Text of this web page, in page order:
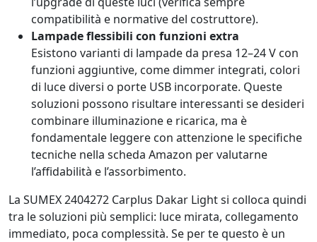
compatibilità e normative del costruttore).
Lampade flessibili con funzioni extra
Esistono varianti di lampade da presa 12–24 V con
funzioni aggiuntive, come dimmer integrati, colori
di luce diversi o porte USB incorporate. Queste
soluzioni possono risultare interessanti se desideri
combinare illuminazione e ricarica, ma è
fondamentale leggere con attenzione le specifiche
tecniche nella scheda Amazon per valutarne
l’affidabilità e l’assorbimento.
La SUMEX 2404272 Carplus Dakar Light si colloca quindi
tra le soluzioni più semplici: luce mirata, collegamento
immediato, poca complessità. Se per te questo è un